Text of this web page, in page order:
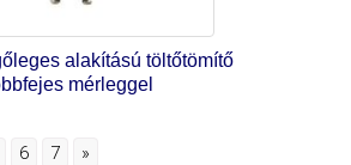
alakítású töltőtömítő
mérleggel
6 7 »